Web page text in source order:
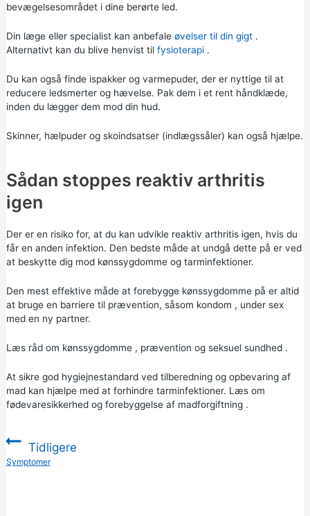
bevægelsesområdet i dine berørte led.
Din læge eller specialist kan anbefale øvelser til din gigt.
Alternativt kan du blive henvist til fysioterapi.
Du kan også finde ispakker og varmepuder, der er nyttige til at
reducere ledsmerter og hævelse. Pak dem i et rent håndklæde,
inden du lægger dem mod din hud.
Skinner, hælpuder og skoindsatser (indlægssåler) kan også hjælpe.
Sådan stoppes reaktiv arthritis
igen
Der er en risiko for, at du kan udvikle reaktiv arthritis igen, hvis du
får en anden infektion. Den bedste måde at undgå dette på er ved
at beskytte dig mod kønssygdomme og tarminfektioner.
Den mest effektive måde at forebygge kønssygdomme på er altid
at bruge en barriere til prævention, såsom kondom , under sex
med en ny partner.
Læs råd om kønssygdomme, prævention og seksuel sundhed.
At sikre god hygiejnestandard ved tilberedning og opbevaring af
mad kan hjælpe med at forhindre tarminfektioner. Læs om
fødevaresikkerhedog forebyggelse af madforgiftning.
Tidligere
:Symptomer